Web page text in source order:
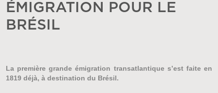
ÉMIGRATION POUR LE
BRÉSIL
La première grande émigration transatlantique s’est faite en
1819 déjà, à destination du Brésil.